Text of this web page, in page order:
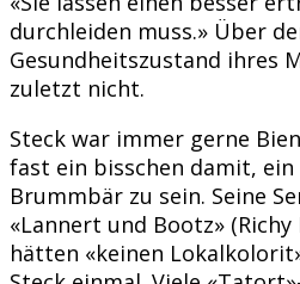
durchleiden muss.» Über
Gesundheitszustand ihres
zuletzt nicht.
Steck war immer gerne
fast ein bisschen damit,
Brummbär zu sein. Seine
«Lannert und Bootz»
hätten «keinen